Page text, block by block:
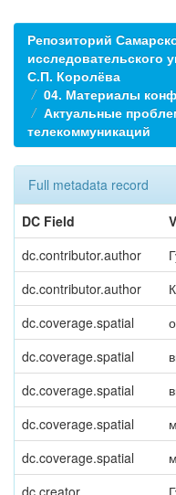
Репозиторий
исследовательского
С.П. Королёва
04. Материалы
Актуальные
телекоммуникаций
Full metadata record
DC Field
dc.contributor.author
dc.contributor.author
dc.coverage.spatial
dc.coverage.spatial
dc.coverage.spatial
dc.coverage.spatial
dc.coverage.spatial
dc.creator